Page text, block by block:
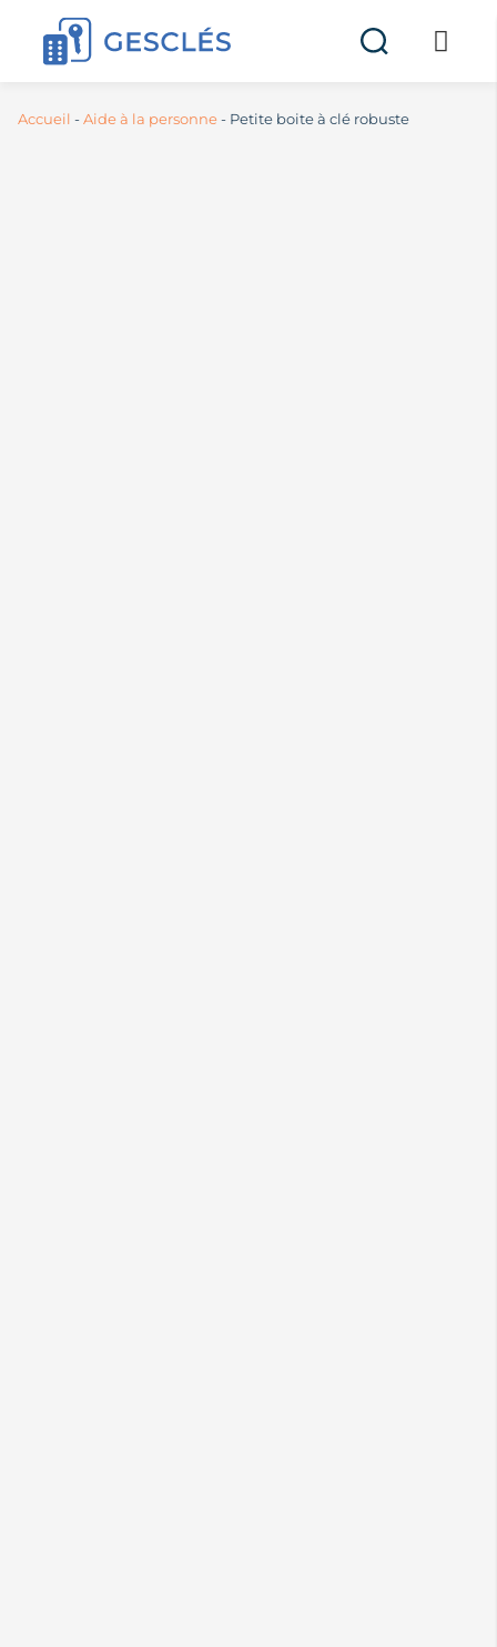
Accueil -Aide à la personne- Petite boite à clé robuste